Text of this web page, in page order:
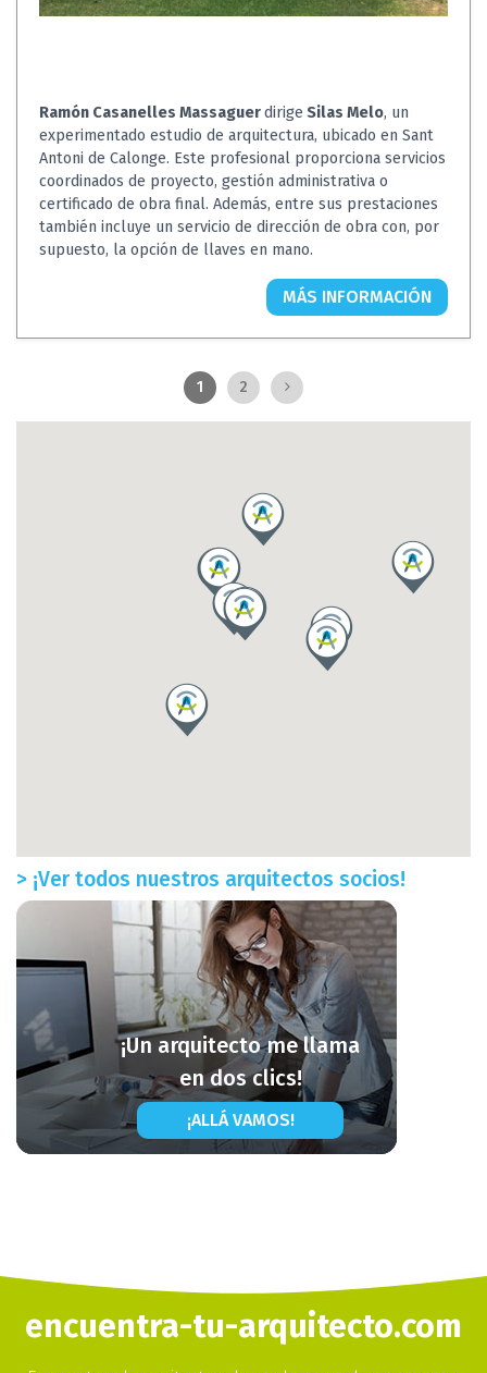
Ramón Casanelles Massaguerdirige Silas Melo, un
experimentado estudio de arquitectura, ubicado en Sant
Antoni de Calonge. Este profesional proporciona servicios
coordinados de proyecto, gestión administrativa o
certificado de obra final. Además, entre sus prestaciones
también incluye un servicio de dirección de obra con, por
supuesto, la opción de llaves en mano.
MÁS INFORMACIÓN
1 2
> ¡Ver todos nuestros arquitectos socios!
¡Un arquitecto me llama
en dos clics!
¡ALLÁ VAMOS!
encuentra-tu-arquitecto.com